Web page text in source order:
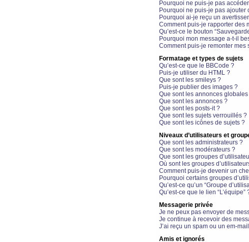
Pourquoi ne puis-je pas
Pourquoi ne puis-je pas ajouter
Pourquoi ai-je reçu un
Comment puis-je rapporter des
Qu’est-ce le bouton
Pourquoi mon message a-t-il
Comment puis-je remonter mes
Formatage et types de sujets
Qu’est-ce que le BBCode ?
Puis-je utiliser du HTML ?
Que sont les smileys ?
Puis-je publier des images ?
Que sont les annonces globales
Que sont les annonces ?
Que sont les posts-it ?
Que sont les sujets verrouillés ?
Que sont les icônes de sujets ?
Niveaux d’utilisateurs et
Que sont les administrateurs ?
Que sont les modérateurs ?
Que sont les groupes
Où sont les groupes
Comment puis-je devenir un
Pourquoi certains groupes
Qu’est-ce qu’un “Groupe
Qu’est-ce que le lien “L’équipe”
Messagerie privée
Je ne peux pas envoyer de
Je continue à recevoir des
J’ai reçu un spam ou un em-
Amis et ignorés